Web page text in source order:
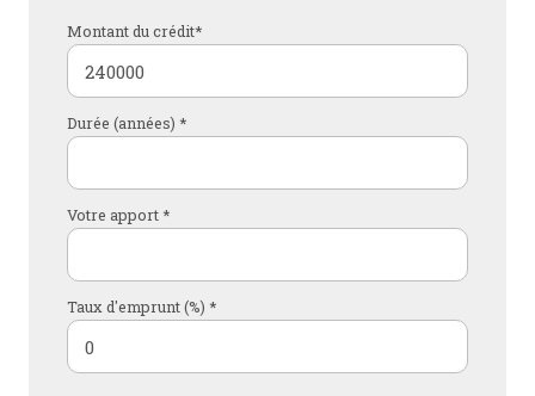
Montant du crédit*
Durée (années) *
Votre apport *
Taux d'emprunt (%) *